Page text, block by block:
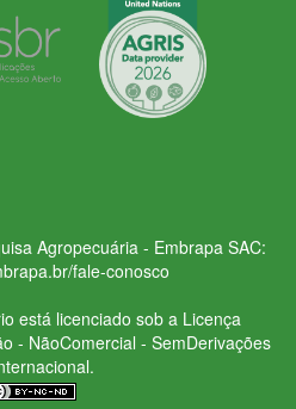
Agropecuária - Embrapa SAC:
fale-conosco
está licenciado sob a Licença
- NãoComercial - SemDerivações